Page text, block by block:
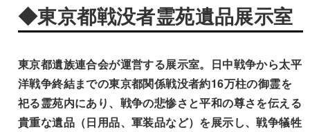
◆東京都戦没者霊苑遺品展示室
東京都遺族連合会が運営する展示室。日中戦争から太平
洋戦争終結までの東京都関係戦没者約16万柱の御霊を
祀る霊苑内にあり、戦争の悲惨さと平和の尊さを伝える
貴重な遺品（日用品、軍装品など）を展示し、戦争犠牲